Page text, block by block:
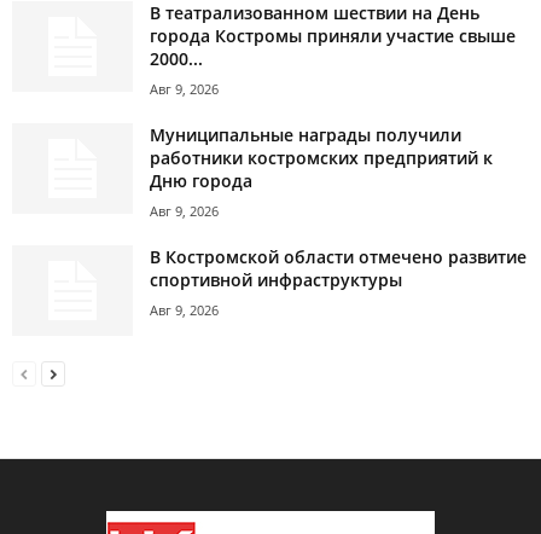
В театрализованном шествии на День
города Костромы приняли участие свыше
2000...
Авг 9, 2026
Муниципальные награды получили
работники костромских предприятий к
Дню города
Авг 9, 2026
В Костромской области отмечено развитие
спортивной инфраструктуры
Авг 9, 2026